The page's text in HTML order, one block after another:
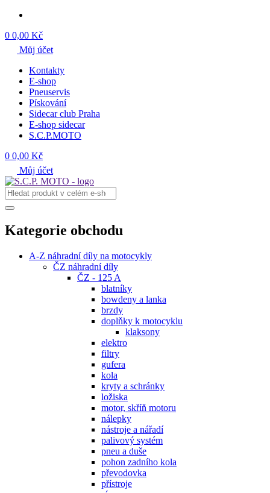
0 0,00 Kč
Můj účet
Kontakty
E-shop
Pneuservis
Pískování
Sidecar club Praha
E-shop sidecar
S.C.P.MOTO
0 0,00 Kč
Můj účet
Kategorie obchodu
A-Z náhradní díly na motocykly
ČZ náhradní díly
ČZ - 125 A
blatníky
bowdeny a lanka
brzdy
doplňky k motocyklu
klaksony
elektro
filtry
gufera
kola
kryty a schránky
ložiska
motor, skříň motoru
nálepky
nástroje a nářadí
palivový systém
pneu a duše
pohon zadního kola
převodovka
přístroje